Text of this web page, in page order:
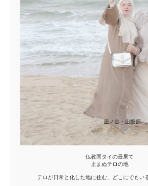
仏教国タイの最果て
止まぬテロの地
テロが日常と化した地に住む、どこにでもい